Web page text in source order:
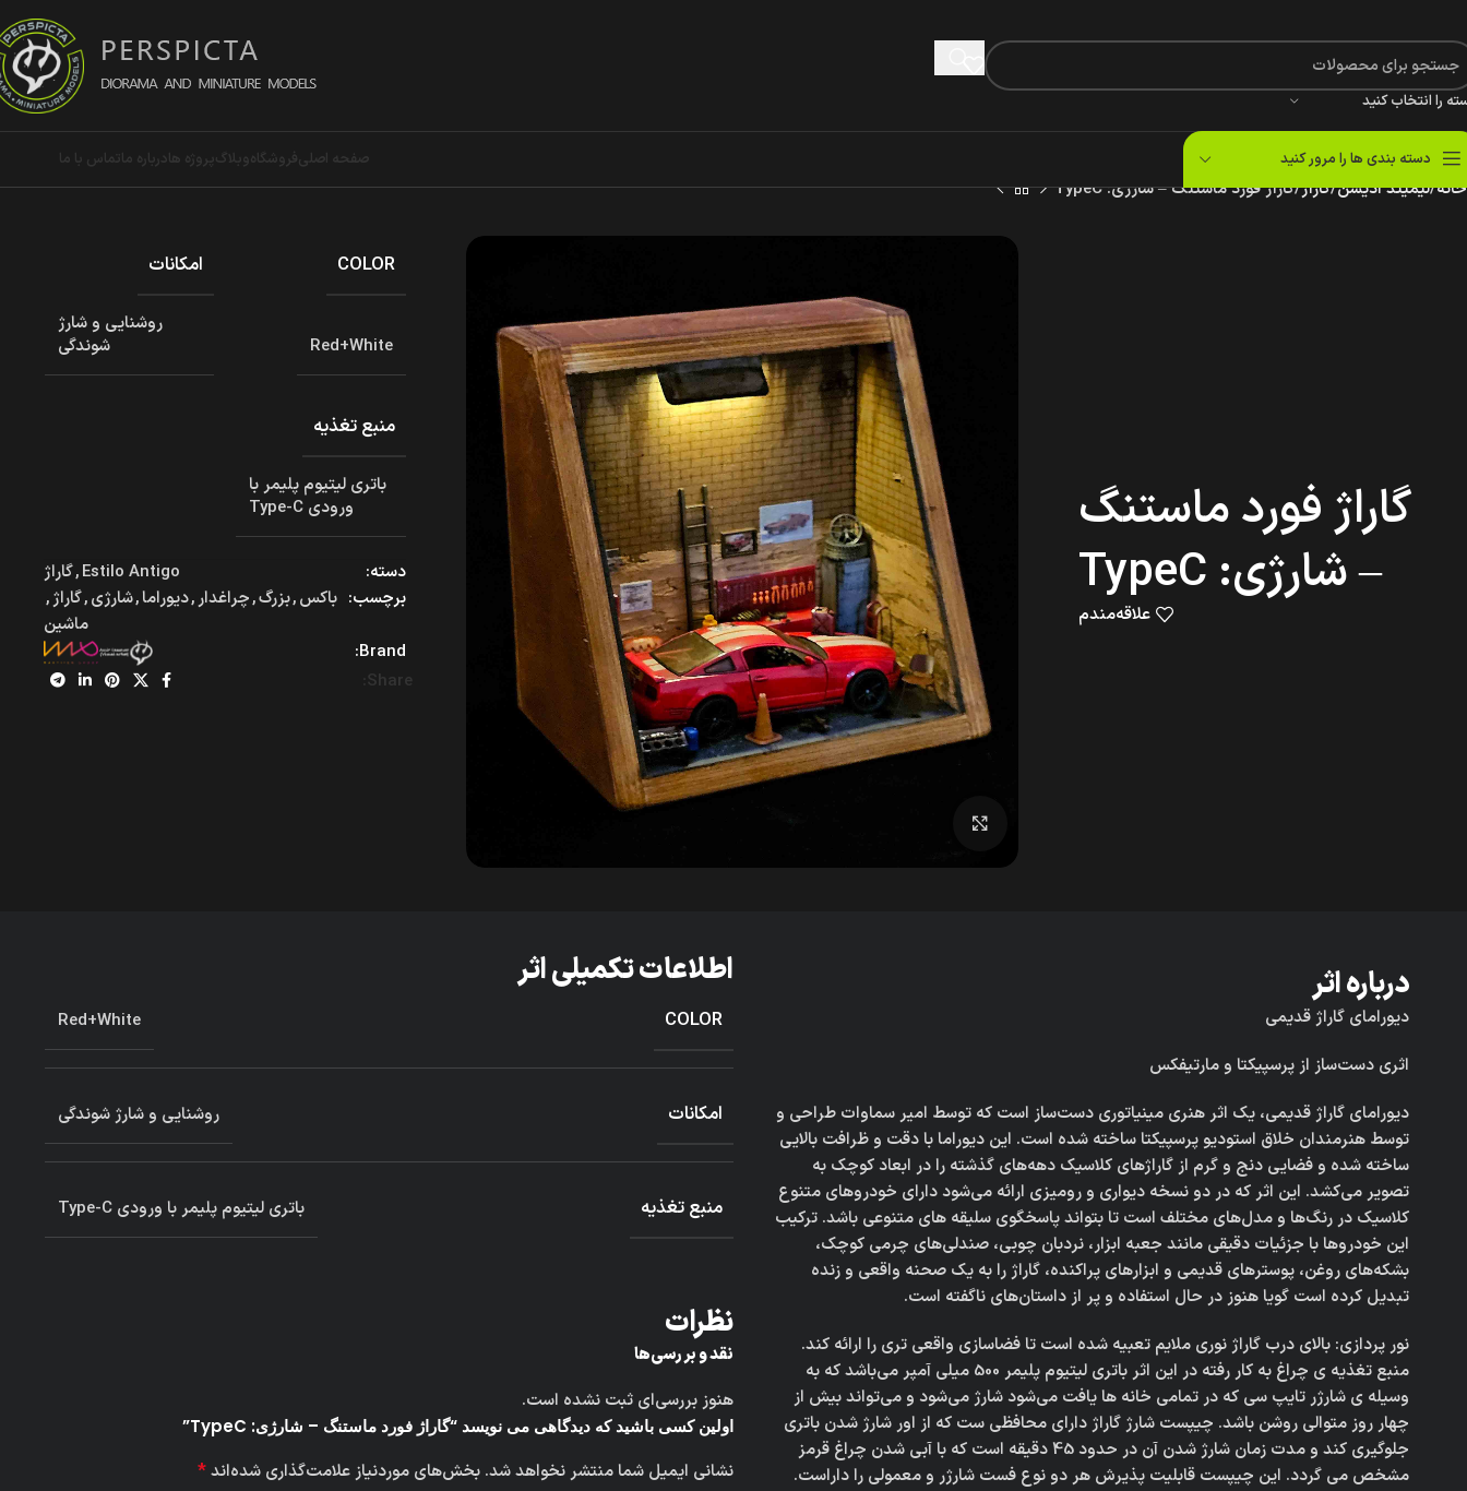
را انتخاب کنید
دسته بندی ها را مرور کنید صفحه اصلیفروشگاهوبلاگپروژه هادرباره ماتماس با ما
خانه لیمیتد ادیشن گاراژ گاراژ فورد ماستنگ – شارژی: TypeC
گاراژ فورد ماستنگ
– شارژی: TypeC
علاقه‌مندم
COLOR
Red+White
امکانات
روشنایی و شارژ
شوندگی
منبع تغذیه
باتری لیتیوم پلیمر با
ورودی Type-C
دسته: Estilo Antigo
,گاراژ
برچسب: باکس,بزرگ,چراغدار,دیوراما,شارژی,گاراژ,
ماشین
Brand:
Share:
درباره اثر
دیورامای گاراژ قدیمی
اثری دست‌ساز از پرسپیکتا و مارتیفکس
دیورامای گاراژ قدیمی، یک اثر هنری مینیاتوری دست‌ساز است که توسط امیر سماوات طراحی و
توسط هنرمندان خلاق استودیو پرسپیکتا ساخته شده است. این دیوراما با دقت و ظرافت بالایی
ساخته شده و فضایی دنج و گرم از گاراژهای کلاسیک دهه‌های گذشته را در ابعاد کوچک به
تصویر می‌کشد. این اثر که در دو نسخه دیواری و رومیزی ارائه می‌شود دارای خودروهای متنوع
کلاسیک در رنگ‌ها و مدل‌های مختلف است تا بتواند پاسخگوی سلیقه های متنوعی باشد. ترکیب
این خودروها با جزئیات دقیقی مانند جعبه ابزار، نردبان چوبی، صندلی‌های چرمی کوچک،
بشکه‌های روغن، پوسترهای قدیمی و ابزارهای پراکنده، گاراژ را به یک صحنه واقعی و زنده
تبدیل کرده است گویا هنوز در حال استفاده و پر از داستان‌های ناگفته است.
نور پردازی: بالای درب گاراژ نوری ملایم تعبیه شده است تا فضاسازی واقعی تری را ارائه کند.
منبع تغذیه ی چراغ به کار رفته در این اثر باتری لیتیوم پلیمر 500 میلی آمپر می‌باشد که به
وسیله ی شارژر تایپ سی که در تمامی خانه ها یافت می‌شود شارژ می‌شود و می‌تواند بیش از
چهار روز متوالی روشن باشد. چیپست شارژ گاراژ دارای محافظی ست که از اور شارژ شدن باتری
جلوگیری کند و مدت زمان شارژ شدن آن در حدود 45 دقیقه است که با آبی شدن چراغ قرمز
مشخص می گردد. این چیپست قابلیت پذیرش هر دو نوع فست شارژر و معمولی را داراست.
اطلاعات تکمیلی اثر
COLOR
Red+White
امکانات روشنایی و شارژ شوندگی
منبع تغذیه باتری لیتیوم پلیمر با ورودی Type-C
نظرات
نقد و بررسی‌ها
هنوز بررسی‌ای ثبت نشده است.
اولین کسی باشید که دیدگاهی می نویسد “گاراژ فورد ماستنگ – شارژی: TypeC”
نشانی ایمیل شما منتشر نخواهد شد. بخش‌های موردنیاز علامت‌گذاری شده‌اند*